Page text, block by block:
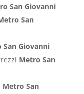
San Giovanni
San
San Giovanni
Metro San
Metro San